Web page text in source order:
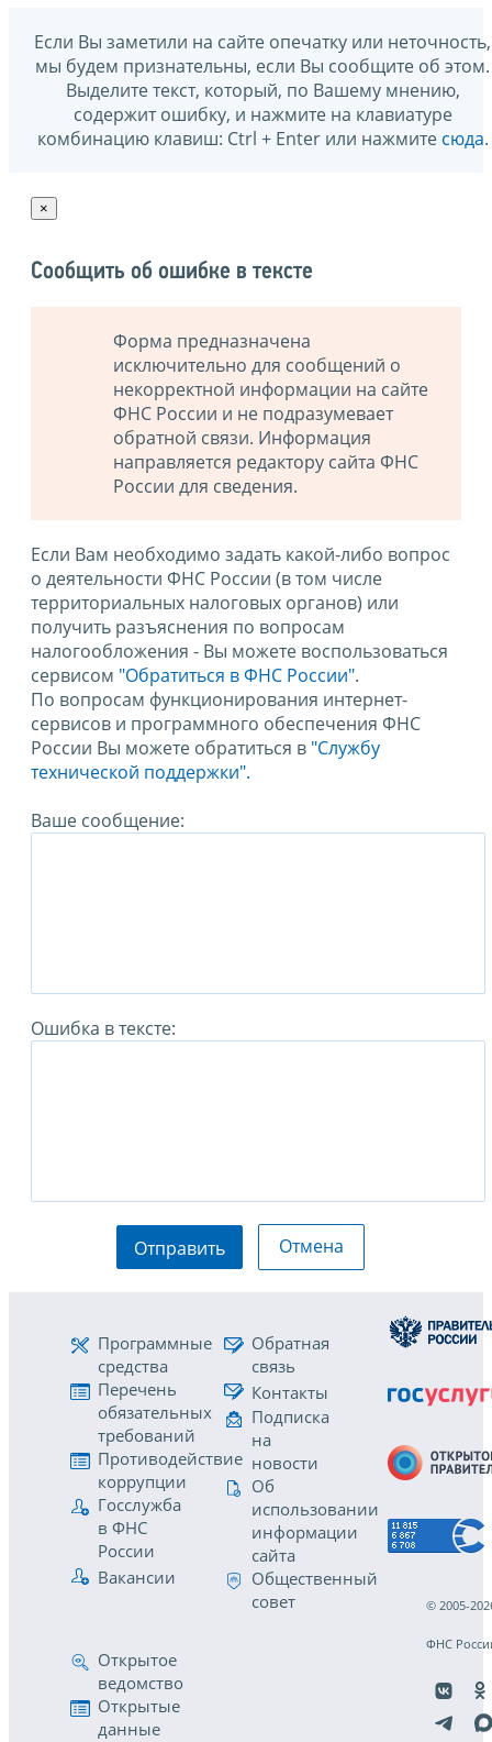
Если Вы заметили на сайте опечатку или неточность,
мы будем признательны, если Вы сообщите об этом.
Выделите текст, который, по Вашему мнению,
содержит ошибку, и нажмите на клавиатуре
комбинацию клавиш: Ctrl + Enter или нажмите сюда.
×
Сообщить об ошибке в тексте
Форма предназначена
исключительно для сообщений о
некорректной информации на сайте
ФНС России и не подразумевает
обратной связи. Информация
направляется редактору сайта ФНС
России для сведения.
Если Вам необходимо задать какой-либо вопрос
о деятельности ФНС России (в том числе
территориальных налоговых органов) или
получить разъяснения по вопросам
налогообложения - Вы можете воспользоваться
сервисом "Обратиться в ФНС России".
По вопросам функционирования интернет-
сервисов и программного обеспечения ФНС
России Вы можете обратиться в "Службу
технической поддержки".
Ваше сообщение:
Ошибка в тексте:
Отправить Отмена
Программные
средства
Перечень
обязательных
требований
Противодействие
коррупции
Госслужба
в ФНС
России
Вакансии
Обратная
связь
Контакты
Подписка
на
новости
Об
использовании
информации
сайта
Общественный
совет
Открытое
ведомство
Открытые
данные
© 2005-
ФНС